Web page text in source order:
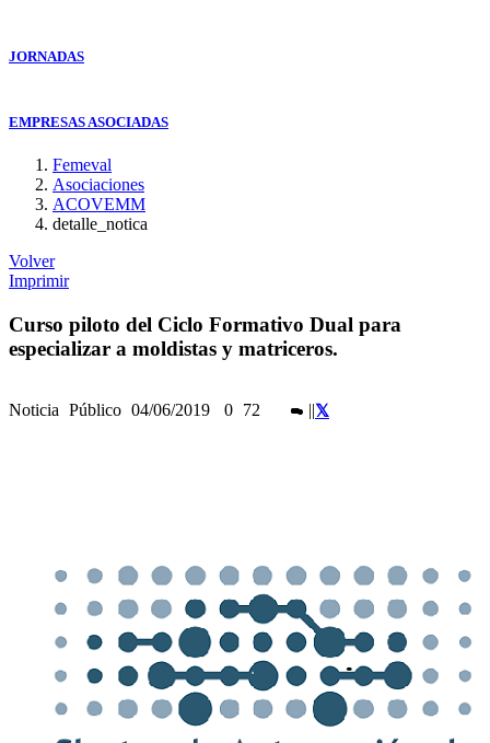
JORNADAS
EMPRESAS ASOCIADAS
Femeval
Asociaciones
ACOVEMM
detalle_notica
Volver
Imprimir
Curso piloto del Ciclo Formativo Dual para
especializar a moldistas y matriceros.
Noticia Público 04/06/2019 0 72